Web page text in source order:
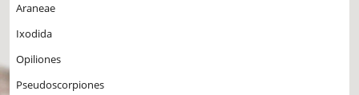
Araneae
Ixodida
Opiliones
Pseudoscorpiones